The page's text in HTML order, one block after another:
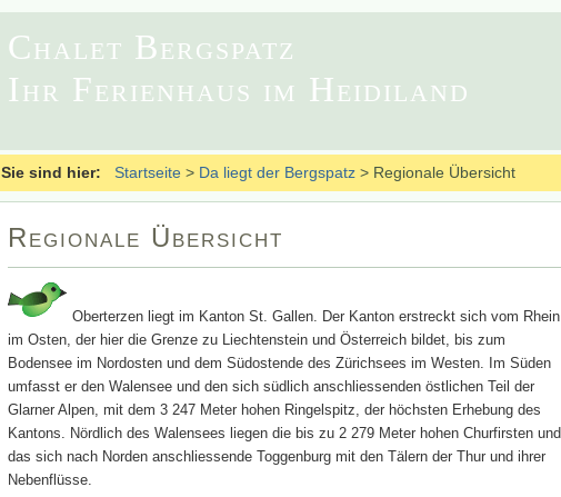
Chalet Bergspatz
Ihr Ferienhaus im Heidiland
Sie sind hier: Startseite > Da liegt der Bergspatz > Regionale Übersicht
Regionale Übersicht
Oberterzen liegt im Kanton St. Gallen. Der Kanton erstreckt sich vom Rhein
im Osten, der hier die Grenze zu Liechtenstein und Österreich bildet, bis zum
Bodensee im Nordosten und dem Südostende des Zürichsees im Westen. Im Süden
umfasst er den Walensee und den sich südlich anschliessenden östlichen Teil der
Glarner Alpen, mit dem 3 247 Meter hohen Ringelspitz, der höchsten Erhebung des
Kantons. Nördlich des Walensees liegen die bis zu 2 279 Meter hohen Churfirsten und
das sich nach Norden anschliessende Toggenburg mit den Tälern der Thur und ihrer
Nebenflüsse.